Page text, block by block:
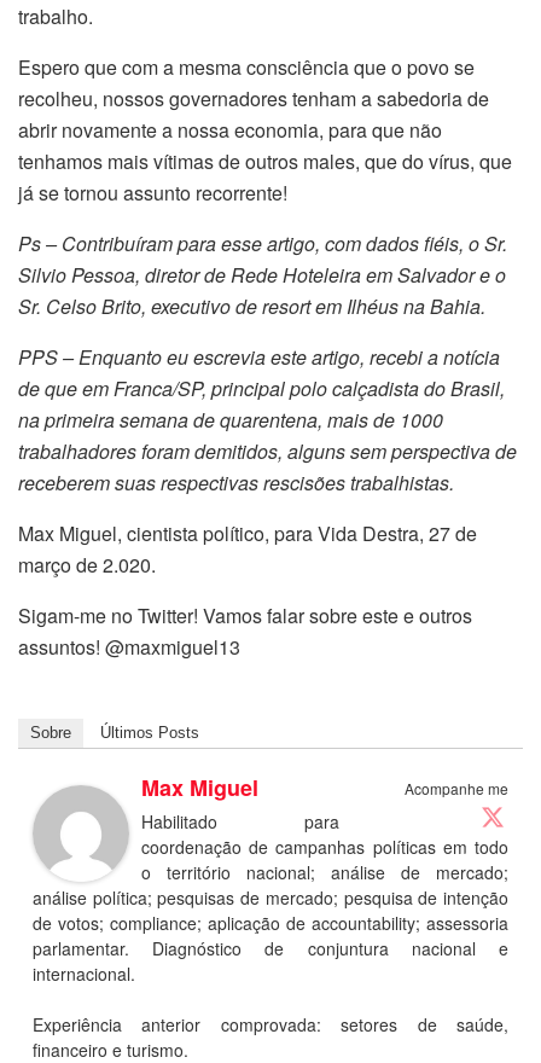
trabalho.
Espero que com a mesma consciência que o povo se
recolheu, nossos governadores tenham a sabedoria de
abrir novamente a nossa economia, para que não
tenhamos mais vítimas de outros males, que do vírus, que
já se tornou assunto recorrente!
Ps – Contribuíram para esse artigo, com dados fiéis, o Sr.
Silvio Pessoa, diretor de Rede Hoteleira em Salvador e o
Sr. Celso Brito, executivo de resort em Ilhéus na Bahia.
PPS – Enquanto eu escrevia este artigo, recebi a notícia
de que em Franca/SP, principal polo calçadista do Brasil,
na primeira semana de quarentena, mais de 1000
trabalhadores foram demitidos, alguns sem perspectiva de
receberem suas respectivas rescisões trabalhistas.
Max Miguel, cientista político, para Vida Destra, 27 de
março de 2.020.
Sigam-me no Twitter! Vamos falar sobre este e outros
assuntos! @maxmiguel13
Sobre Últimos Posts
Acompanhe me
Max Miguel
Habilitado para
coordenação de campanhas políticas em todo
o território nacional; análise de mercado;
análise política; pesquisas de mercado; pesquisa de intenção
de votos; compliance; aplicação de accountability; assessoria
parlamentar. Diagnóstico de conjuntura nacional e
internacional.
Experiência anterior comprovada: setores de saúde,
financeiro e turismo.